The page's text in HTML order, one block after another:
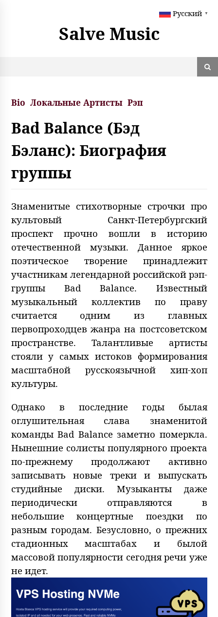
Salve Music
Bio Локальные Артисты Рэп
Bad Balance (Бэд
Бэланс): Биография
группы
Знаменитые стихотворные строчки про
культовый Санкт-Петербургский
проспект прочно вошли в историю
отечественной музыки. Данное яркое
поэтическое творение принадлежит
участникам легендарной российской рэп-
группы Bad Balance. Известный
музыкальный коллектив по праву
считается одним из главных
первопроходцев жанра на постсоветском
пространстве. Талантливые артисты
стояли у самых истоков формирования
масштабной русскоязычной хип-хоп
культуры.
Однако в последние годы былая
оглушительная слава знаменитой
команды Bad Balance заметно померкла.
Нынешние солисты популярного проекта
по-прежнему продолжают активно
записывать новые треки и выпускать
студийные диски. Музыканты даже
периодически отправляются в
небольшие концертные поездки по
разным городам. Безусловно, о прежних
стадионных масштабах и былой
массовой популярности сегодня речи уже
не идет.
Русский ▼